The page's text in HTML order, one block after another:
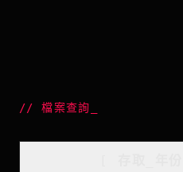
//檔案查詢